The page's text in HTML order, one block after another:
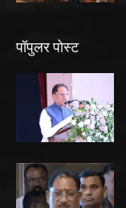
पॉपुलर पोस्ट